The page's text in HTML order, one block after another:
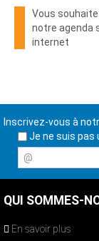
Vous
notre agenda
internet
Inscrivez-vous à
Je ne suis pas
@
QUI SOMMES-
En savoir plus